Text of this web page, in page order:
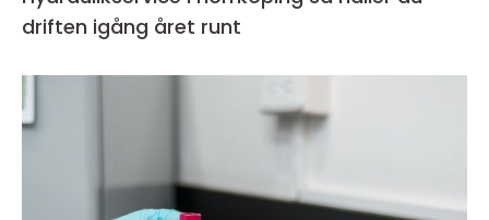
driften igång året runt